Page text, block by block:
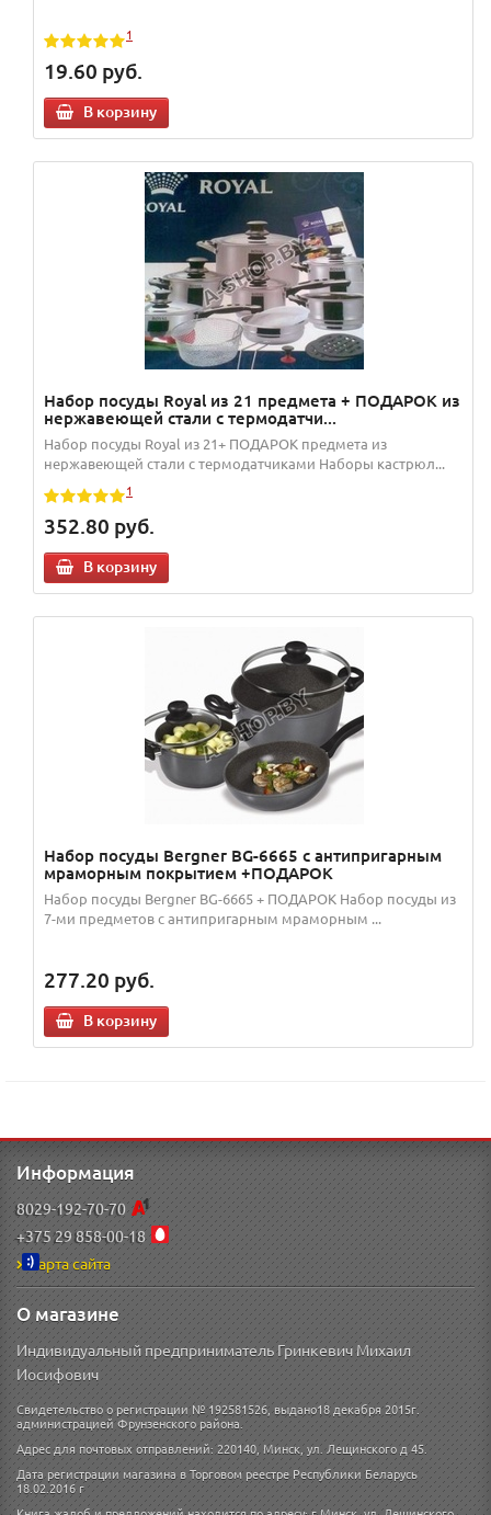
1
19.60 руб.
В корзину
Набор посуды Royal из 21 предмета + ПОДАРОК из
нержавеющей стали с термодатчи...
Набор посуды Royal из 21+ ПОДАРОК предмета из
нержавеющей стали с термодатчиками Наборы кастрюл...
1
352.80 руб.
В корзину
Набор посуды Bergner BG-6665 с антипригарным
мраморным покрытием +ПОДАРОК
Набор посуды Bergner BG-6665 + ПОДАРОК Набор посуды из
7-ми предметов с антипригарным мраморным ...
277.20 руб.
В корзину
Информация
8029-192-70-70
+375 29 858-00-18
Карта сайта
О магазине
Индивидуальный предприниматель Гринкевич Михаил
Иосифович
Свидетельство о регистрации № 192581526, выдано18 декабря 2015г.
администрацией Фрунзенского района.
Адрес для почтовых отправлений: 220140, Минск, ул. Лещинского д 45.
Дата регистрации магазина в Торговом реестре Республики Беларусь
18.02.2016 г